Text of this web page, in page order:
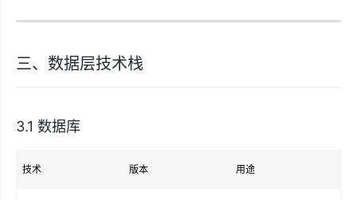
三、数据层技术栈
3.1 数据库
技术 版本 用途